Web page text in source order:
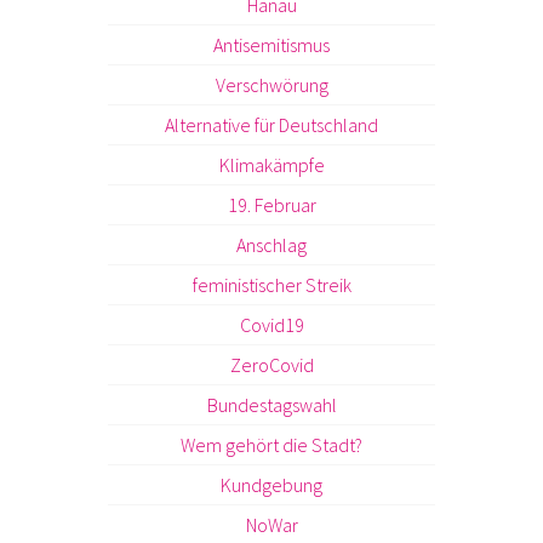
Hanau
Antisemitismus
Verschwörung
Alternative für Deutschland
Klimakämpfe
19. Februar
Anschlag
feministischer Streik
Covid19
ZeroCovid
Bundestagswahl
Wem gehört die Stadt?
Kundgebung
NoWar